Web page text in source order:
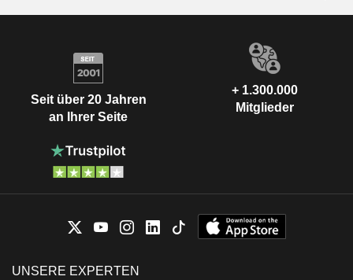
Seit über 20 Jahren
an Ihrer Seite
+ 1.300.000
Mitglieder
UNSERE EXPERTEN